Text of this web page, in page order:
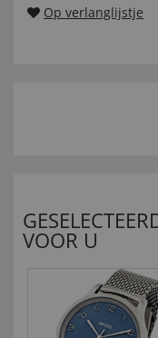
Op verlanglijstje
VOOR U